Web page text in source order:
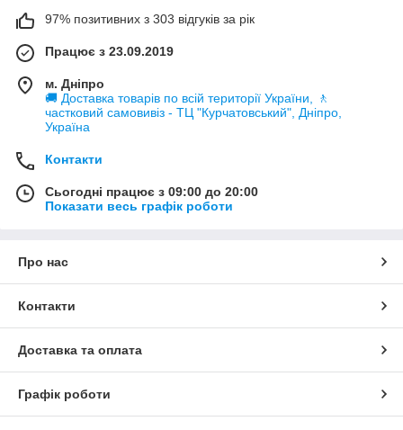
Бані;
Сауні;
Робочий туалет
Інших об'єктах де немає централізованої каналізації;
вод на відстань, з можливістю підйому та опускання рідини.
станції при наповненні приймальної ємності.
Але пам'ятаймо, що виключено потрапляння сторонніх
предметів, т.к. це може вивести установку з ладу.
Стічні води із душових кабінок;
Вода із раковин;
Вода з умивальників;
Вода із ванних кімнат;
97% позитивних з 303 відгуків за рік
Працює з 23.09.2019
м. Дніпро
🚚 Доставка товарів по всій території України, 🚶
частковий самовивіз - ТЦ "Курчатовський", Дніпро,
Україна
Контакти
Сьогодні працює з 09:00 до 20:00
Показати весь графік роботи
Про нас
Контакти
Доставка та оплата
Графік роботи